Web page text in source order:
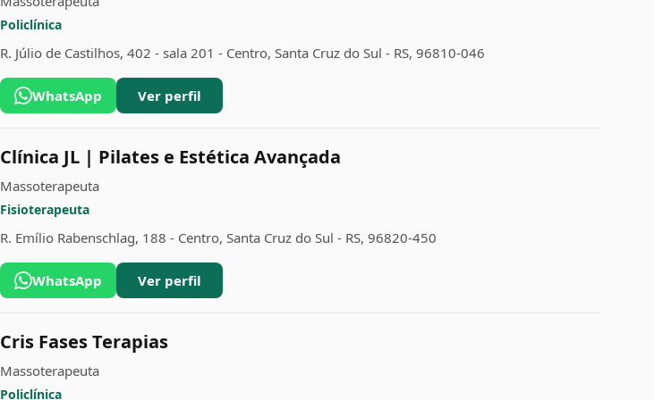
Policlínica
R. Júlio de Castilhos, 402 - sala 201 - Centro, Santa Cruz do Sul - RS, 96810-046
WhatsApp Ver perfil
Clínica JL | Pilates e Estética Avançada
Massoterapeuta
Fisioterapeuta
R. Emílio Rabenschlag, 188 - Centro, Santa Cruz do Sul - RS, 96820-450
WhatsApp Ver perfil
Cris Fases Terapias
Massoterapeuta
Policlínica